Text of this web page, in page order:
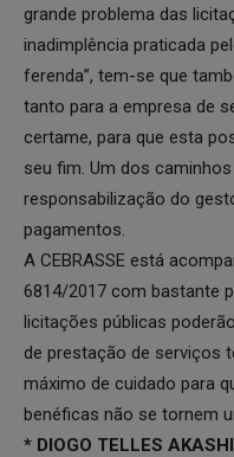
grande problema das
inadimplência praticada
ferenda”, tem-se que
tanto para a empresa de
certame, para que esta
seu fim. Um dos
responsabilização do
pagamentos.
A CEBRASSE está
6814/2017 com bastante
licitações públicas
de prestação de serviços
máximo de cuidado para
benéficas não se tornem
* DIOGO TELLES